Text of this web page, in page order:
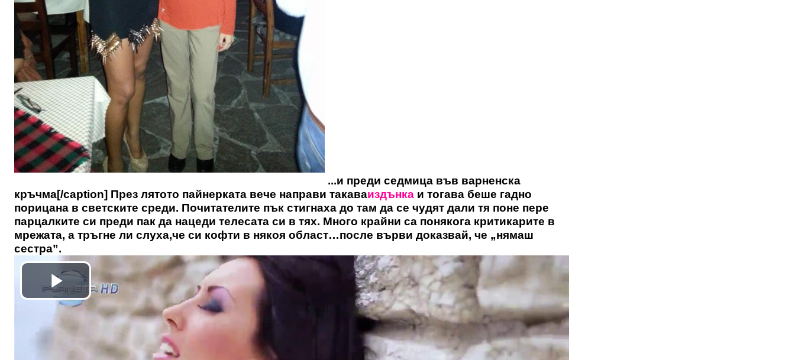
...и преди седмица във варненска
кръчма[/caption] През лятото пайнерката вече направи такаваиздънка и тогава беше гадно
порицана в светските среди. Почитателите пък стигнаха до там да се чудят дали тя поне пере
парцалките си преди пак да нацеди телесата си в тях. Много крайни са понякога критикарите в
мрежата, а тръгне ли слуха,че си кофти в някоя област…после върви доказвай, че „нямаш
сестра”.